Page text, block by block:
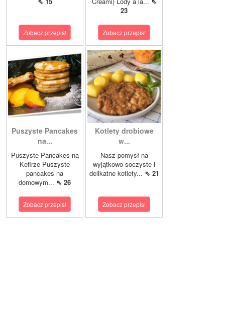
Zobacz przepis!
23
Zobacz przepis!
Puszyste Pancakes
na...
Puszyste Pancakes na
Kefirze Puszyste
pancakes na
domowym... ⇖ 26
Zobacz przepis!
Kotlety drobiowe
w...
Nasz pomysł na
wyjątkowo soczyste i
delikatne kotlety... ⇖ 21
Zobacz przepis!